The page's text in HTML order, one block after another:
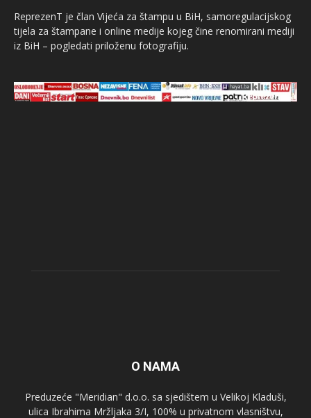
ReprezenT je član Vijeća za štampu u BiH, samoregulacijskog
tijela za štampane i online medije kojeg čine renomirani mediji
iz BiH – pogledati priloženu fotografiju.
O NAMA
Preduzeće "Meridian" d.o.o. sa sjedištem u Velikoj Kladuši,
ulica Ibrahima Mržljaka 3/I, 100% u privatnom vlasništvu,